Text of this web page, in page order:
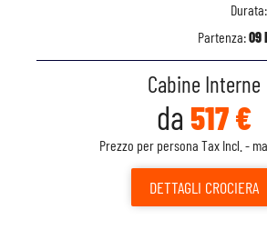
Durata:
Partenza:09
Cabine Interne
da 517 €
Prezzo per persona Tax Incl. -
DETTAGLI CROCIERA